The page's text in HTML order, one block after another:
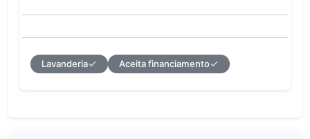
Lavanderia Aceita financiamento